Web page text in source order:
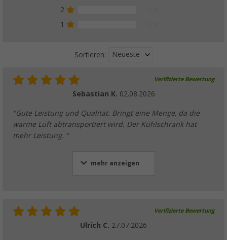
2
1
Sortieren: Neueste
Verifizierte Bewertung
Sebastian K. 02.08.2026
"Gute Leistung und Qualität. Bringt eine Menge, da die
warme Luft abtransportiert wird. Der Kühlschrank hat
mehr Leistung. "
mehr anzeigen
Verifizierte Bewertung
Ulrich C. 27.07.2026